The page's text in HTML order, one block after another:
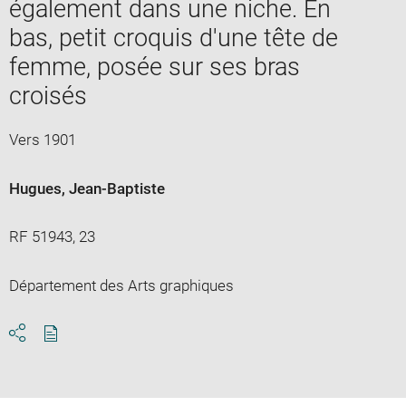
également dans une niche. En
bas, petit croquis d'une tête de
femme, posée sur ses bras
croisés
Vers 1901
Hugues, Jean-Baptiste
RF 51943, 23
Département des Arts graphiques